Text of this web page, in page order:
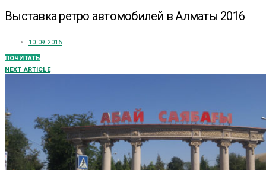
Выставка ретро автомобилей в Алматы 2016
10.09.2016
ПОЧИТАТЬ
NEXT ARTICLE